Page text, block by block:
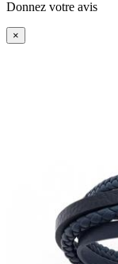
Donnez votre avis
×